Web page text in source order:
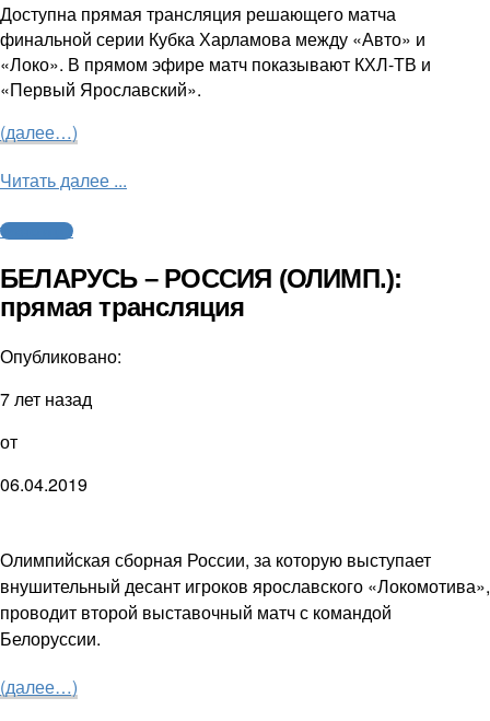
Доступна прямая трансляция решающего матча
финальной серии Кубка Харламова между «Авто» и
«Локо». В прямом эфире матч показывают КХЛ-ТВ и
«Первый Ярославский».
(далее…)
Читать далее ...
Трансляции
БЕЛАРУСЬ – РОССИЯ (ОЛИМП.):
прямая трансляция
Опубликовано:
7 лет назад
от
06.04.2019
Олимпийская сборная России, за которую выступает
внушительный десант игроков ярославского «Локомотива»,
проводит второй выставочный матч с командой
Белоруссии.
(далее…)